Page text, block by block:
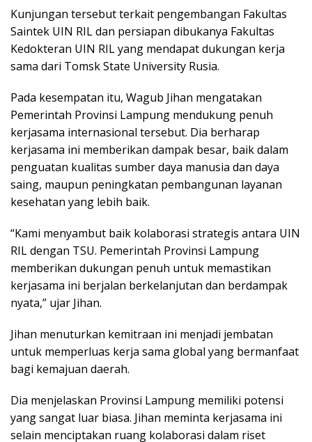
Kunjungan tersebut terkait pengembangan Fakultas
Saintek UIN RIL dan persiapan dibukanya Fakultas
Kedokteran UIN RIL yang mendapat dukungan kerja
sama dari Tomsk State University Rusia.
Pada kesempatan itu, Wagub Jihan mengatakan
Pemerintah Provinsi Lampung mendukung penuh
kerjasama internasional tersebut. Dia berharap
kerjasama ini memberikan dampak besar, baik dalam
penguatan kualitas sumber daya manusia dan daya
saing, maupun peningkatan pembangunan layanan
kesehatan yang lebih baik.
“Kami menyambut baik kolaborasi strategis antara UIN
RIL dengan TSU. Pemerintah Provinsi Lampung
memberikan dukungan penuh untuk memastikan
kerjasama ini berjalan berkelanjutan dan berdampak
nyata,” ujar Jihan.
Jihan menuturkan kemitraan ini menjadi jembatan
untuk memperluas kerja sama global yang bermanfaat
bagi kemajuan daerah.
Dia menjelaskan Provinsi Lampung memiliki potensi
yang sangat luar biasa. Jihan meminta kerjasama ini
selain menciptakan ruang kolaborasi dalam riset